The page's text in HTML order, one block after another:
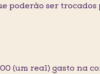
ser trocados
(um real) gasto na